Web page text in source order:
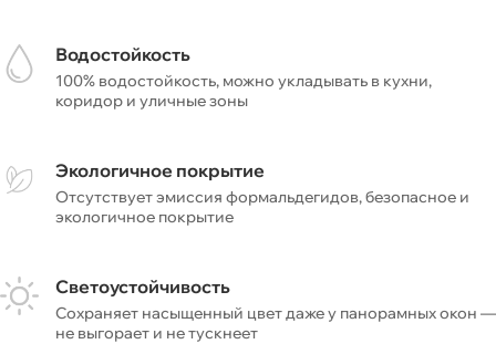
Водостойкость
100% водостойкость, можно укладывать в кухни,
коридор и уличные зоны
Экологичное покрытие
Отсутствует эмиссия формальдегидов, безопасное и
экологичное покрытие
Светоустойчивость
Сохраняет насыщенный цвет даже у панорамных окон —
не выгорает и не тускнеет